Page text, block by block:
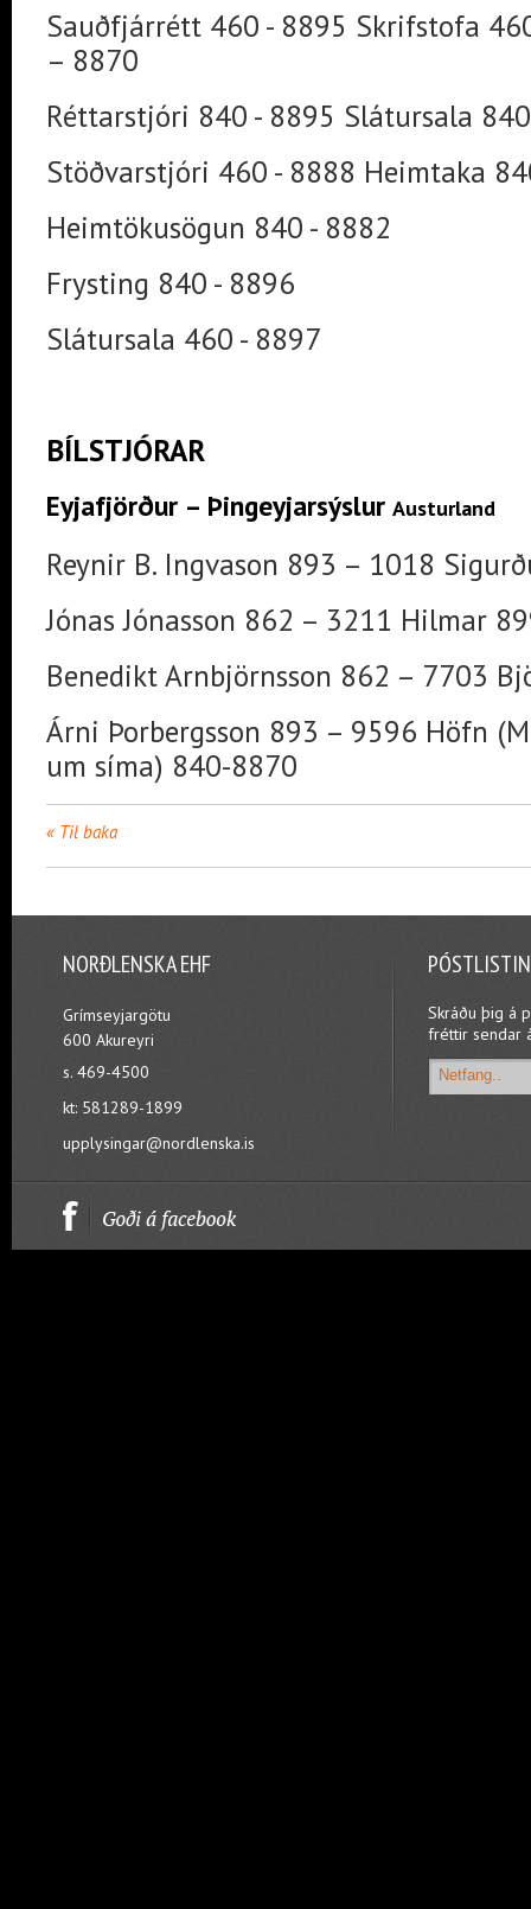
Sauðfjárrétt 460 - 8895 Skrifstofa
– 8870
Réttarstjóri 840 - 8895 Slátursala
Stöðvarstjóri 460 - 8888 Heimtaka
Heimtökusögun 840 - 8882
Frysting 840 - 8896
Slátursala 460 - 8897
BÍLSTJÓRAR
Eyjafjörður – Þingeyjarsýslur Austurland
Reynir B. Ingvason 893 – 1018
Jónas Jónasson 862 – 3211 Hilmar
Benedikt Arnbjörnsson 862 – 7703
Árni Þorbergsson 893 – 9596 Höfn
um síma) 840-8870
Til baka
NORÐLENSKA EHF
Grímseyjargötu
600 Akureyri
s. 469-4500
kt: 581289-1899
upplysingar@nordlenska.is
Skráðu þig á
fréttir sendar